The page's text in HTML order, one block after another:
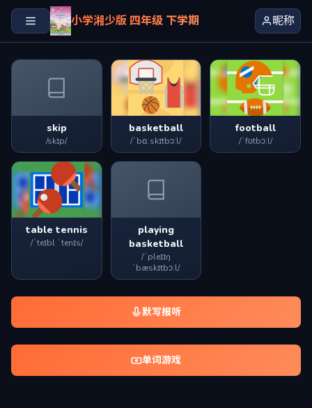
小学湘少版 四年级 下学期 昵称
skip
/skɪp/
basketball
/ˈbɑːskɪtbɔːl/
football
/ˈfʊtbɔːl/
table tennis
/ˈteɪbl ˈtenɪs/
playing
basketball
/ˈpleɪɪŋ
ˈbæskɪtbɔːl/
默写报听
单词游戏